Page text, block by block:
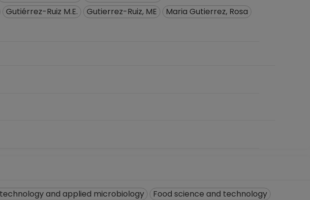
Gutiérrez-Ruiz M.E. Gutierrez-Ruiz, ME
Maria Gutierrez, Rosa
and applied microbiology
Food science and technology